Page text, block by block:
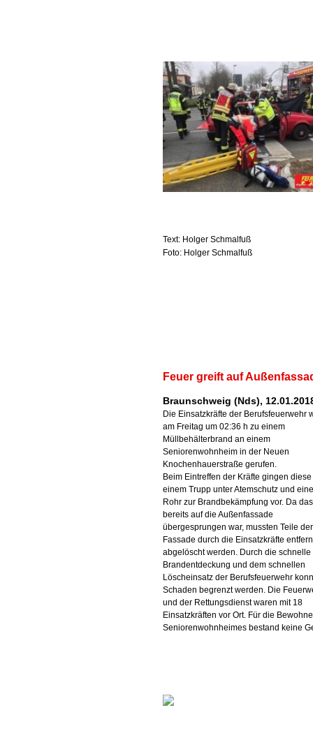
Text: Holger Schmalfuß
Foto: Holger Schmalfuß
Feuer greift auf
Braunschweig (Nds),
Die Einsatzkräfte der Berufsfeuerwehr
am Freitag um 02:36 h zu einem
Müllbehälterbrand an einem
Seniorenwohnheim in der Neuen
Knochenhauerstraße gerufen.
Beim Eintreffen der Kräfte gingen diese
einem Trupp unter Atemschutz und
Rohr zur Brandbekämpfung vor. Da
bereits auf die Außenfassade
übergesprungen war, mussten Teile der
Fassade durch die Einsatzkräfte
abgelöscht werden. Durch die schnelle
Brandentdeckung und dem schnellen
Löscheinsatz der Berufsfeuerwehr
Schaden begrenzt werden. Die
und der Rettungsdienst waren mit 18
Einsatzkräften vor Ort. Für die
Seniorenwohnheimes bestand keine